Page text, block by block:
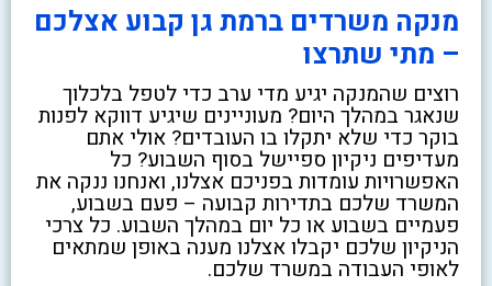
מנקה משרדים ברמת גן קבוע אצלכם
– מתי שתרצו
רוצים שהמנקה יגיע מדי ערב כדי לטפל בלכלוך
שנאגר במהלך היום? מעוניינים שיגיע דווקא לפנות
בוקר כדי שלא יתקלו בו העובדים? אולי אתם
מעדיפים ניקיון ספיישל בסוף השבוע? כל
האפשרויות עומדות בפניכם אצלנו, ואנחנו ננקה את
המשרד שלכם בתדירות קבועה – פעם בשבוע,
פעמיים בשבוע או כל יום במהלך השבוע. כל צרכי
הניקיון שלכם יקבלו אצלנו מענה באופן שמתאים
לאופי העבודה במשרד שלכם.